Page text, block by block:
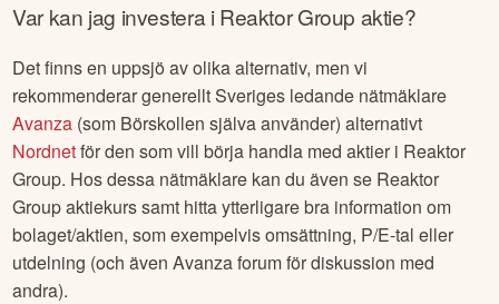
Var kan jag investera iReaktor Group aktie?
Det finns en uppsjö av olika alternativ, men vi
rekommenderar generellt Sveriges ledande nätmäklare
Avanza (som Börskollen själva använder) alternativt
Nordnetför den som vill börja handla med aktier i Reaktor
Group. Hos dessa nätmäklare kan du även se Reaktor
Groupaktiekurs samt hitta ytterligare bra information om
bolaget/aktien, som exempelvis omsättning, P/E-tal eller
utdelning (och även Avanza forum för diskussion med
andra).